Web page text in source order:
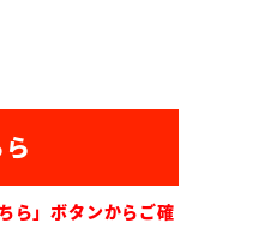
ら」ボタンからご確